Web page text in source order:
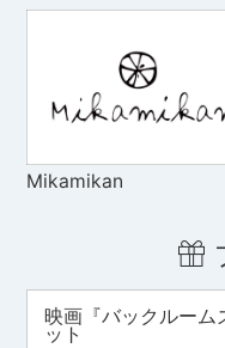
Mikamikan
映画『バックルーム
ット